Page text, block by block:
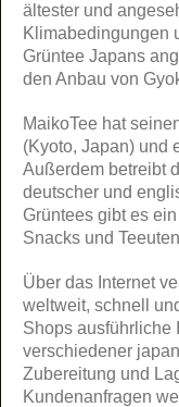
ältester und
Klimabedingungen
Grüntee Japans
den Anbau von
MaikoTee hat
(Kyoto, Japan) und
Außerdem betreibt
deutscher und
Grüntees gibt es
Snacks und
Über das Internet
weltweit, schnell
Shops ausführliche
verschiedener
Zubereitung und
Kundenanfragen